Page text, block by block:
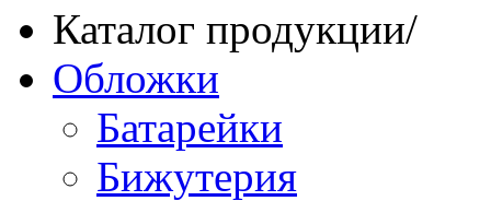
Каталог продукции/
Обложки
Батарейки
Бижутерия